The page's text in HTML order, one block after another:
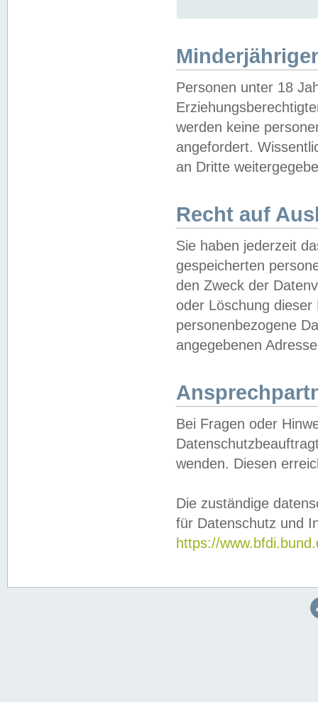
Personen unter 18
werden keine
angefordert.
an Dritte
Recht auf
Sie haben jederzeit
gespeicherten
den Zweck der
oder Löschung
personenbezogene
angegebenen
Bei Fragen oder
wenden. Diesen
Die zuständige
für Datenschutz und
https://